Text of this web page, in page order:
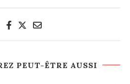
PEUT-ÊTRE AUSSI